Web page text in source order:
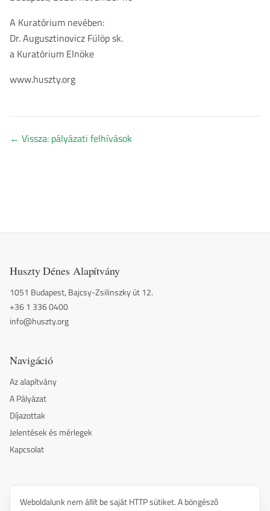
A Kuratórium nevében:
Dr. Augusztinovicz Fülöp sk.
a Kuratórium Elnöke
www.huszty.org
← Vissza: pályázati felhívások
Huszty Dénes Alapítvány
1051 Budapest, Bajcsy-Zsilinszky út 12.
+36 1 336 0400
info@huszty.org
Navigáció
Az alapítvány
A Pályázat
Díjazottak
Jelentések és mérlegek
Kapcsolat
Alapítók és támogatók
Weboldalunk nem állít be saját HTTP sütiket. A böngésző